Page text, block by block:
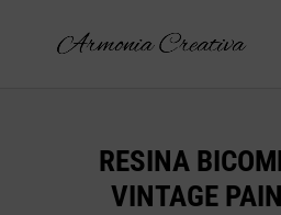
RESINA
VINTAGE